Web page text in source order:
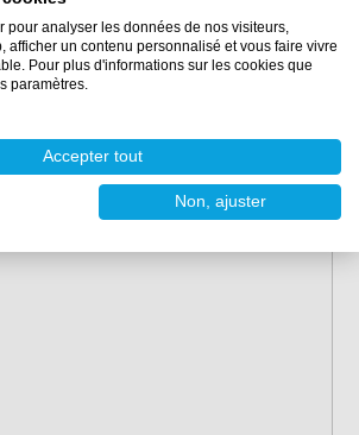
pour analyser les données de nos visiteurs,
afficher un contenu personnalisé et vous faire vivre
Pour plus d'informations sur les cookies que
paramètres.
Accepter tout
Non, ajuster